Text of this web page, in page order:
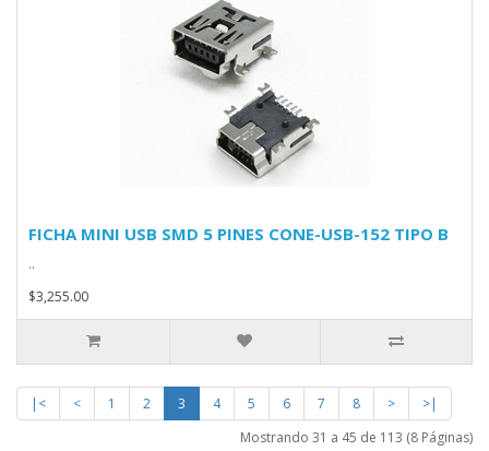
FICHA MINI USB SMD 5 PINES CONE-USB-152 TIPO B
..
$3,255.00
|< < 1 2 3 4 5 6 7 8 >
>|
Mostrando 31 a 45 de 113 (8 Páginas)